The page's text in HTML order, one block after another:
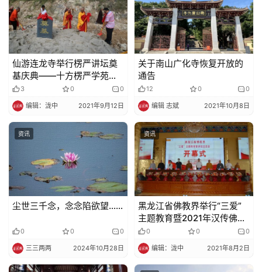
仙游连龙寺举行楞严讲坛奠
基庆典——十方楞严学苑男
众部
3 0 0
编辑：泷中 2021年9月12日
关于南山广化寺恢复开放的
通告
12 0 0
编辑 志斌 2021年10月8日
资讯
尘世三千念，念念陷欲望……
0 0 0
三三两两 2024年10月28日
资讯
黑龙江省佛教界举行“三爱”
主题教育暨2021年汉传佛教
讲经交流会
0 0 0
编辑：泷中 2021年8月2日